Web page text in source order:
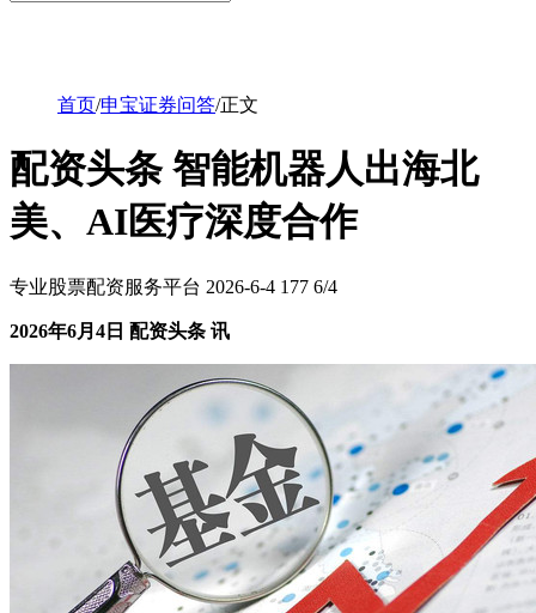
首页/申宝证券问答/正文
配资头条 智能机器人出海北
美、AI医疗深度合作
专业股票配资服务平台 2026-6-4 177 6/4
2026年6月4日 配资头条 讯